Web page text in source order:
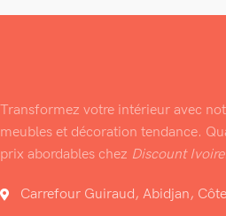
Transformez votre intérieur avec
meubles et décoration tendance.
prix abordables chez Discount Ivoire.
Carrefour Guiraud, Abidjan,